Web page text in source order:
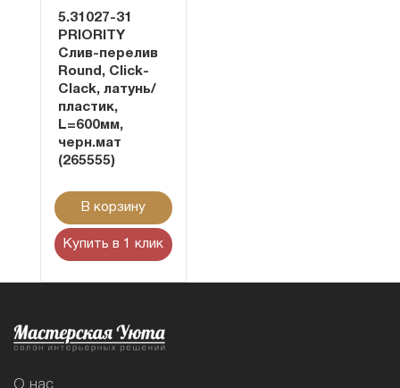
5.31027-31
PRIORITY
Слив-перелив
Round, Click-
Clack, латунь/
пластик,
L=600мм,
черн.мат
(265555)
В корзину
Купить в 1 клик
О нас